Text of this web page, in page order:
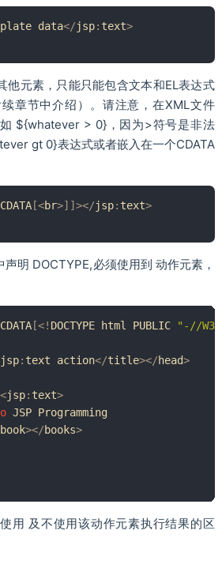
data</jsp: text>
他元素，只能只能包含文本和EL表达式
续章节中介绍）。请注意，在XML文件
${whatever > 0}，因为>符号是非法
gt 0}表达式或者嵌入在一个CDATA
CDATA[<br>] ] ></jsp: text>
明 DOCTYPE,必须使用到 动作元素，
CDATA[<! DOCTYPE html PUBLIC
"-//
jsp: text action</title></head>
<jsp: text>
JSP Programming
book></books>
用 及不使用该动作元素执行结果的区